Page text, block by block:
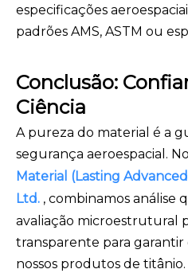
especificações
padrões AMS, ASTM ou
Conclusão:
Ciência
A pureza do material é a
segurança aeroespacial. No
Material (Lasting
Ltd. , combinamos análise
avaliação microestrutural
transparente para
nossos produtos de